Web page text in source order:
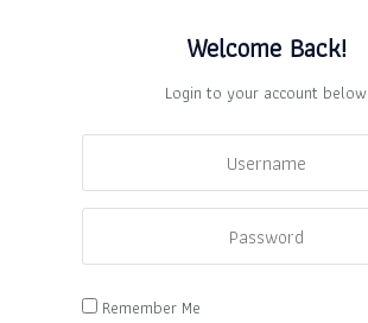
Welcome Back!
Login to your account below
Remember Me